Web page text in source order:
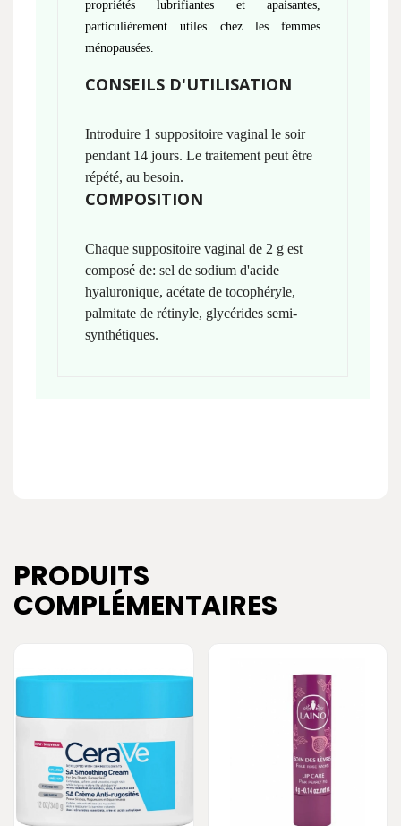
propriétés lubrifiantes et apaisantes,
particulièrement utiles chez les femmes
ménopausées.
CONSEILS D'UTILISATION
Introduire 1 suppositoire vaginal le soir
pendant 14 jours. Le traitement peut être
répété, au besoin.
COMPOSITION
Chaque suppositoire vaginal de 2 g est
composé de: sel de sodium d'acide
hyaluronique, acétate de tocophéryle,
palmitate de rétinyle, glycérides semi-
synthétiques.
PRODUITS
COMPLÉMENTAIRES